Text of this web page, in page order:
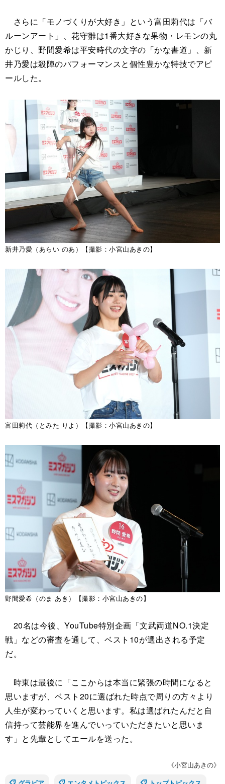
さらに「モノづくりが大好き」という富田莉代は「バ
ルーンアート」、花守雛は1番大好きな果物・レモンの丸
かじり、野間愛希は平安時代の文字の「かな書道」、新
井乃愛は殺陣のパフォーマンスと個性豊かな特技でアピ
ールした。
新井乃愛（あらい のあ）【撮影：小宮山あきの】
富田莉代（とみた りよ）【撮影：小宮山あきの】
野間愛希（のま あき）【撮影：小宮山あきの】
20名は今後、YouTube特別企画「文武両道NO.1決定
戦」などの審査を通して、ベスト10が選出される予定
だ。
時東は最後に「ここからは本当に緊張の時間になると
思いますが、ベスト20に選ばれた時点で周りの方々より
人生が変わっていくと思います。私は選ばれたんだと自
信持って芸能界を進んでいっていただきたいと思いま
す」と先輩としてエールを送った。
《小宮山あきの》